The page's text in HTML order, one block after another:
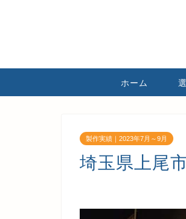
ホーム
製作実績｜2023年7月～9月
埼玉県上尾